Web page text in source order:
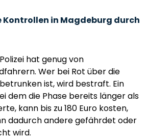
Kontrollen in Magdeburg durch
hat genug von
Wer bei Rot über die
ist, wird bestraft. Ein
dem die Phase bereits länger als
kann bis zu 180 Euro kosten,
dadurch andere gefährdet oder
wird.